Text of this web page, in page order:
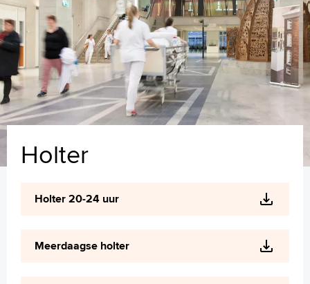
Werken en leren
Medewerkers
Contact
MijnASz
Holter
Holter 20-24 uur
Meerdaagse holter